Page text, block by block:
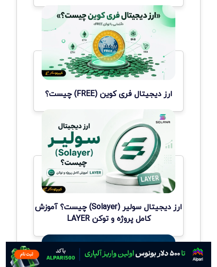
ارز دیجیتال فری کوین (FREE) چیست؟
ارز دیجیتال سولیر (Solayer) چیست؟ آموزش
کامل پروژه و توکن LAYER